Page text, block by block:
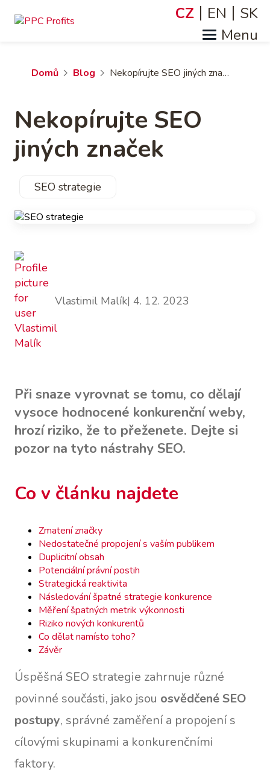
Jazyky
CZ EN SK
Drobečková
Domů Blog Nekopírujte SEO jiných značek
Nekopírujte SEO
jiných značek
SEO strategie
Vlastimil Malík| 4. 12. 2023
Při snaze vyrovnat se tomu, co dělají
vysoce hodnocené konkurenční weby,
hrozí riziko, že to přeženete. Dejte si
pozor na tyto nástrahy SEO.
Co v článku najdete
Zmatení značky
Nedostatečné propojení s vaším publikem
Duplicitní obsah
Potenciální právní postih
Strategická reaktivita
Následování špatné strategie konkurence
Měření špatných metrik výkonnosti
Riziko nových konkurentů
Co dělat namísto toho?
Závěr
Úspěšná SEO strategie zahrnuje různé
povinné součásti, jako jsou osvědčené SEO
postupy, správné zaměření a propojení s
cílovými skupinami a konkurenčními
faktory.